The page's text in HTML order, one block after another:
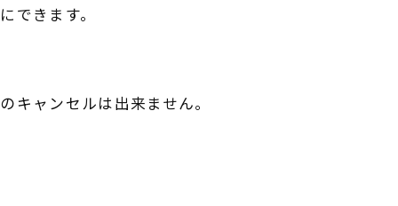
できます。
キャンセルは出来ません。